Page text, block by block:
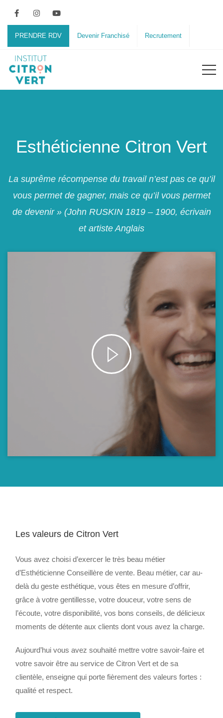
PRENDRE RDV Devenir Franchisé Recrutement
Esthéticienne Citron Vert
La suprême récompense du travail n’est pas ce qu’il
vous permet de gagner, mais ce qu’il vous permet
de devenir » (John RUSKIN 1819 – 1900, écrivain
et artiste Anglais
Les valeurs de Citron Vert
Vous avez choisi d’exercer le très beau métier
d’Esthéticienne Conseillère de vente. Beau métier, car au-
delà du geste esthétique, vous êtes en mesure d’offrir,
grâce à votre gentillesse, votre douceur, votre sens de
l’écoute, votre disponibilité, vos bons conseils, de délicieux
moments de détente aux clients dont vous avez la charge.
Aujourd’hui vous avez souhaité mettre votre savoir-faire et
votre savoir être au service de Citron Vert et de sa
clientèle, enseigne qui porte fièrement des valeurs fortes :
qualité et respect.